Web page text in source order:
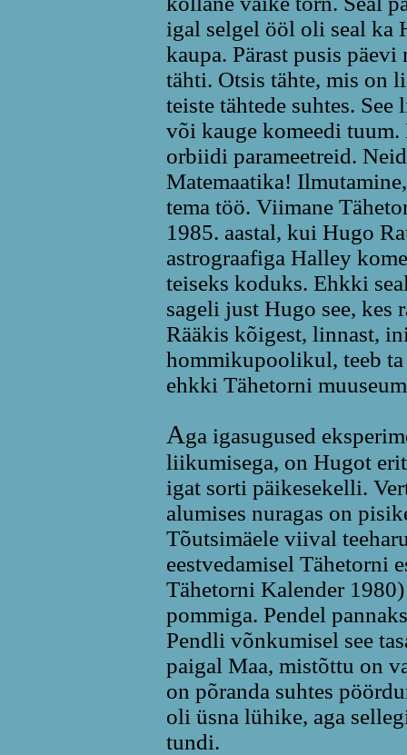
igal selgel ööl oli seal ka
kaupa. Pärast pusis
tähti. Otsis tähte, mis on
teiste tähtede suhtes.
või kauge komeedi
orbiidi parameetreid.
Matemaatika!
tema töö. Viimane
1985. aastal, kui Hugo
astrograafiga Halley
teiseks koduks. Ehkki
sageli just Hugo see, kes
Rääkis kõigest, linnast,
hommikupoolikul, teeb ta
ehkki Tähetorni
Aga igasugused
liikumisega, on Hugot
igat sorti päikesekelli.
alumises nuragas on
Tõutsimäele viival
eestvedamisel Tähetorni
Tähetorni Kalender
pommiga. Pendel
Pendli võnkumisel see
paigal Maa, mistõttu on
on põranda suhtes
oli üsna lühike, aga
tundi.